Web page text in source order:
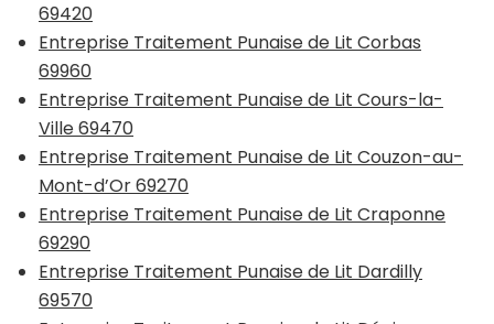
69420
Entreprise Traitement Punaise de Lit Corbas
69960
Entreprise Traitement Punaise de Lit Cours-la-
Ville 69470
Entreprise Traitement Punaise de Lit Couzon-au-
Mont-d’Or 69270
Entreprise Traitement Punaise de Lit Craponne
69290
Entreprise Traitement Punaise de Lit Dardilly
69570